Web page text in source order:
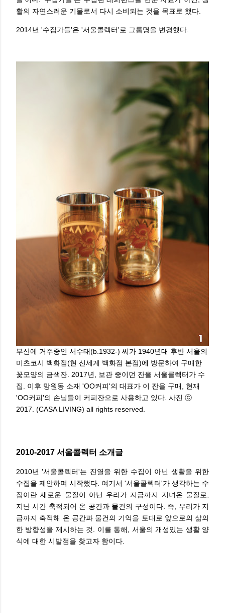
활의 자연스러운 기물로서 다시 소비되는 것을 목표로 했다.
2014년 '수집가들'은 '서울콜렉터'로 그룹명을 변경했다.
부산에 거주중인 서수태(b.1932-) 씨가 1940년대 후반 서울의
미츠코시 백화점(현 신세계 백화점 본점)에 방문하여 구매한
꽃모양의 금색잔. 2017년, 보관 중이던 잔을 서울콜렉터가 수
집. 이후 망원동 소재 'OO커피'의 대표가 이 잔을 구매, 현재
'OO커피'의 손님들이 커피잔으로 사용하고 있다. 사진 ⓒ
2017. (CASA LIVING) all rights reserved.
2010-2017 서울콜렉터 소개글
2010년 '서울콜렉터'는 진열을 위한 수집이 아닌 생활을 위한
수집을 제안하며 시작했다. 여기서 '서울콜렉터'가 생각하는 수
집이란 새로운 물질이 아닌 우리가 지금까지 지녀온 물질로,
지난 시간 축적되어 온 공간과 물건의 구성이다. 즉, 우리가 지
금까지 축적해 온 공간과 물건의 기억을 토대로 앞으로의 삶의
한 방향성을 제시하는 것. 이를 통해, 서울의 개성있는 생활 양
식에 대한 시발점을 찾고자 함이다.